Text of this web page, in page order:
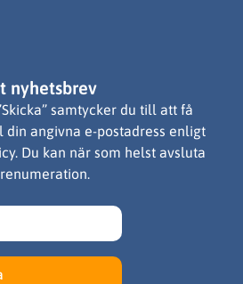
nyhetsbrev
samtycker du till att få
din angivna e-postadress enligt
Du kan när som helst avsluta